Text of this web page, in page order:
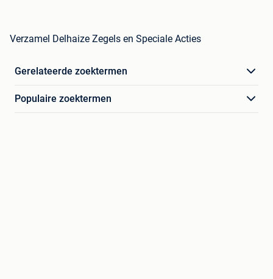
Verzamel Delhaize Zegels en Speciale Acties
Gerelateerde zoektermen
Populaire zoektermen